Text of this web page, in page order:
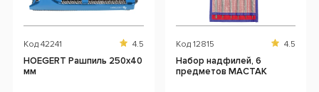
Код 42241 4.5
HOEGERT Рашпиль 250x40
мм
Код 12815 4.5
Набор надфилей, 6
предметов МАСТАК